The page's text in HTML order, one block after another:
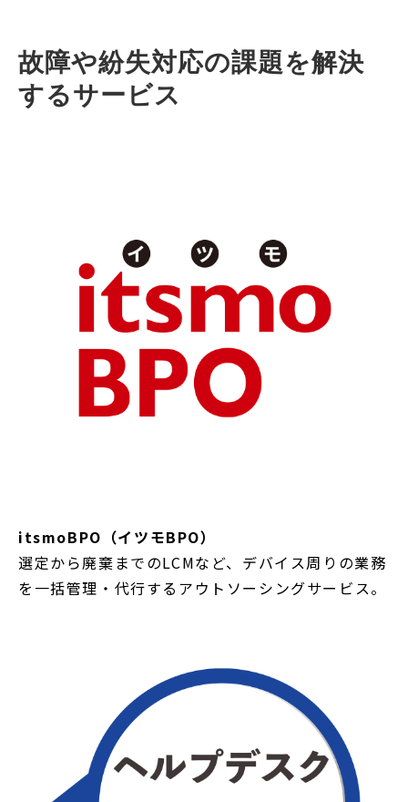
故障や紛失対応の課題を解決
するサービス
itsmoBPO（イツモBPO）
選定から廃棄までのLCMなど、デバイス周りの業務
を一括管理・代行するアウトソーシングサービス。